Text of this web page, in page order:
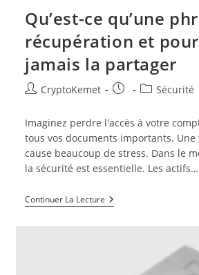
Qu’est-ce qu’une
récupération et
jamais la partager
Auteur/autrice
la
publication :
CryptoKemet
Publication
PostSécurité
Imaginez perdre l'accès à votre
tous vos documents importants.
cause beaucoup de stress. Dans le
la sécurité est essentielle. Les actifs…
Continuer La LectureQu’est-
Ce
Récupération